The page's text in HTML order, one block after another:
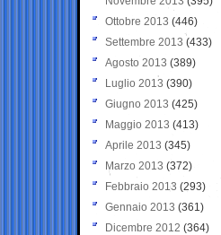
Ottobre 2013 (446)
Settembre 2013 (433)
Agosto 2013 (389)
Luglio 2013 (390)
Giugno 2013 (425)
Maggio 2013 (413)
Aprile 2013 (345)
Marzo 2013 (372)
Febbraio 2013 (293)
Gennaio 2013 (361)
Dicembre 2012 (364)